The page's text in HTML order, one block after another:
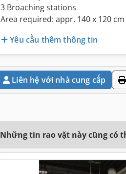
3 Broaching stations
Area required: appr. 140 x 120 cm
Yêu cầu thêm thông tin
Liên hệ với nhà cung cấp
Những tin rao vặt này cũng có